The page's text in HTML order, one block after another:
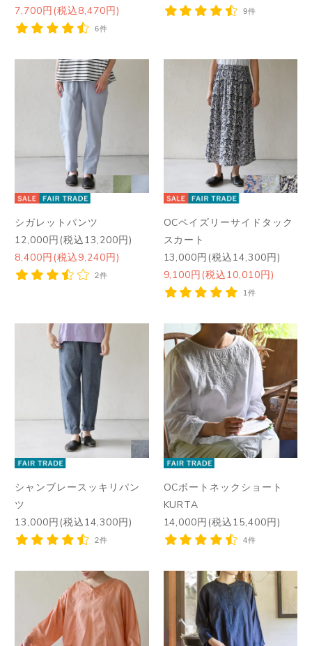
7,700円(税込8,470円)
6件
9件
シガレットパンツ
12,000円(税込13,200円)
8,400円(税込9,240円)
2件
OCペイズリーサイドタック
スカート
13,000円(税込14,300円)
9,100円(税込10,010円)
1件
シャンブレースッキリパン
ツ
13,000円(税込14,300円)
2件
OCボートネックショート
KURTA
14,000円(税込15,400円)
4件